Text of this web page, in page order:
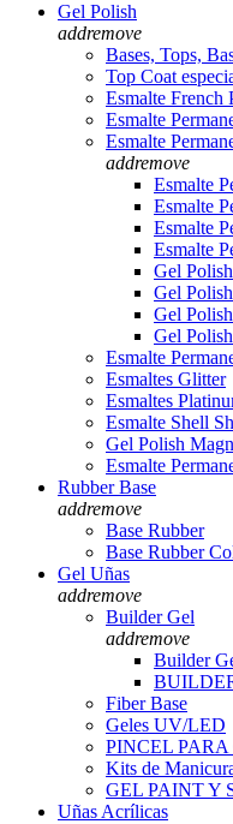
Gel Polish
addremove
Bases, Tops,
Top Coat
Esmalte French
Esmalte
Esmalte
addremove
Esmalte
Esmalte
Esmalte
Esmalte
Gel
Gel
Gel
Gel
Esmalte
Esmaltes Glitter
Esmaltes
Esmalte Shell
Gel Polish
Esmalte
Rubber Base
addremove
Base Rubber
Base Rubber
Gel Uñas
addremove
Builder Gel
addremove
Builder
Fiber Base
Geles UV/LED
PINCEL PARA
Kits de
GEL PAINT Y
Uñas Acrílicas